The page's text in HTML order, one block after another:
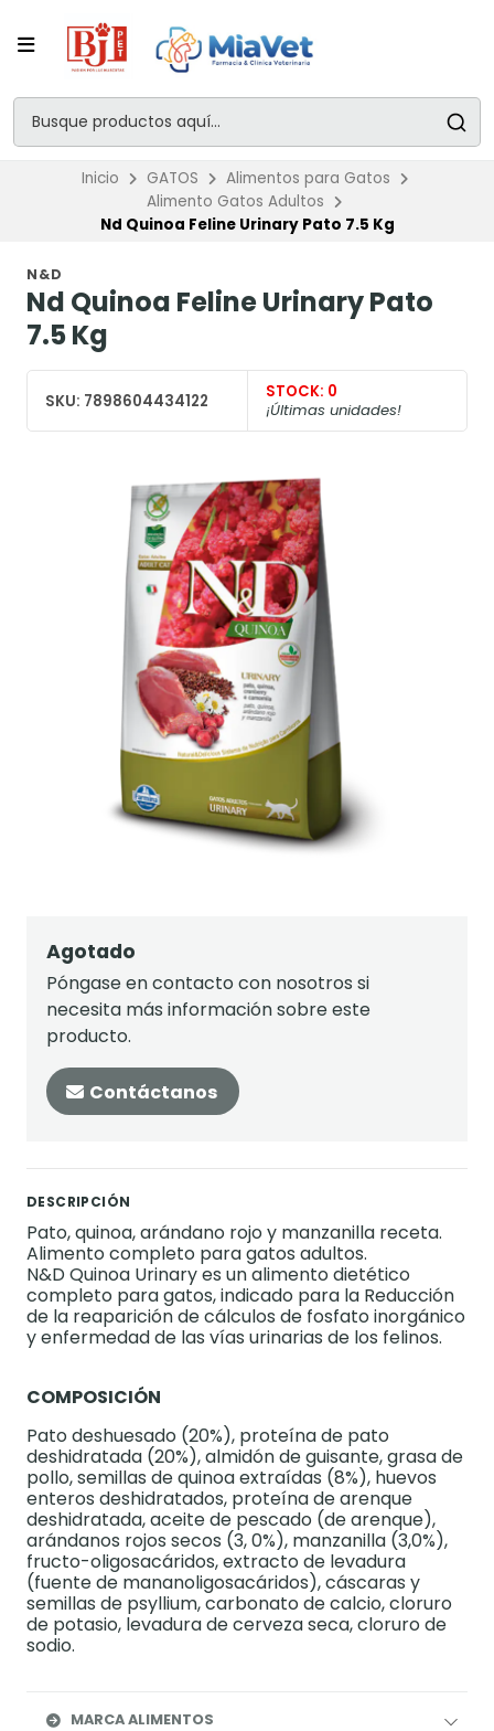
Inicio GATOS
Alimentos para Gatos
Alimento Gatos Adultos
Nd Quinoa Feline Urinary Pato 7.5 Kg
N&D
Nd Quinoa Feline Urinary Pato
7.5 Kg
SKU: 7898604434122 STOCK: 0
¡Últimas unidades!
Agotado
Póngase en contacto con nosotros si
necesita más información sobre este
producto.
Contáctanos
DESCRIPCIÓN
Pato, quinoa, arándano rojo y manzanilla receta.
Alimento completo para gatos adultos.
N&D Quinoa Urinary es un alimento dietético
completo para gatos, indicado para la Reducción
de la reaparición de cálculos de fosfato inorgánico
y enfermedad de las vías urinarias de los felinos.
COMPOSICIÓN
Pato deshuesado (20%), proteína de pato
deshidratada (20%), almidón de guisante, grasa de
pollo, semillas de quinoa extraídas (8%), huevos
enteros deshidratados, proteína de arenque
deshidratada, aceite de pescado (de arenque),
arándanos rojos secos (3, 0%), manzanilla (3,0%),
fructo-oligosacáridos, extracto de levadura
(fuente de mananoligosacáridos), cáscaras y
semillas de psyllium, carbonato de calcio, cloruro
de potasio, levadura de cerveza seca, cloruro de
sodio.
MARCA ALIMENTOS